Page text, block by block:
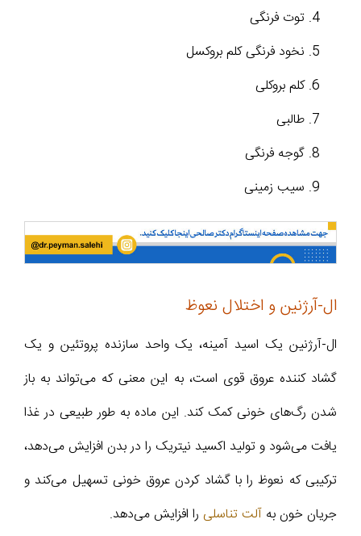
توت فرنگی
نخود فرنگی کلم بروکسل
کلم بروکلی
طالبی
گوجه فرنگی
سیب زمینی
ال-آرژنین و اختلال نعوظ
ال-آرژنین یک اسید آمینه، یک واحد سازنده پروتئین و یک
گشاد کننده عروق قوی است، به این معنی که می‌تواند به باز
شدن رگ‌های خونی کمک کند. این ماده به طور طبیعی در غذا
یافت می‌شود و تولید اکسید نیتریک را در بدن افزایش می‌دهد،
ترکیبی که نعوظ را با گشاد کردن عروق خونی تسهیل می‌کند و
جریان خون به آلت تناسلی را افزایش می‌دهد.